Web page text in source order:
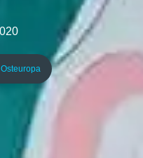
Osteuropa